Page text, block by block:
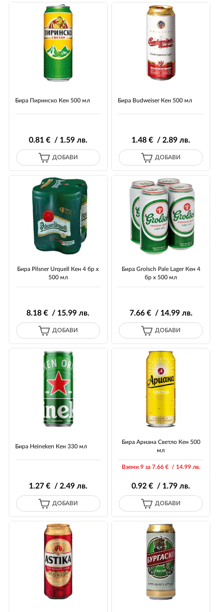
Бира Пиринско Кен 500 мл
0.81€ / 1.59лв.
ДОБАВИ
Бира Budweiser Кен 500 мл
1.48 € / 2.89 лв.
ДОБАВИ
Бира Pilsner Urquell Кен 4 бр х
500 мл
8.18 € / 15.99 лв.
ДОБАВИ
Бира Grolsch Pale Lager Кен 4
бр х 500 мл
7.66€ / 14.99лв.
ДОБАВИ
Бира Heineken Кен 330 мл
1.27€ / 2.49лв.
ДОБАВИ
Бира Ариана Светло Кен 500
мл
Вземи 9 за 7.66€ / 14.99лв.
0.92 € / 1.79 лв.
ДОБАВИ